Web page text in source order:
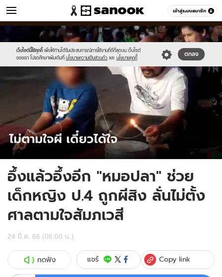
เข้าสู่ระบบสมาชิก
ข่าว หมวดอื่นๆ
เว็บไซต์นี้ใช้คุกกี้ เพื่อให้ท่านได้รับประสบการณ์การใช้งานที่ดีที่สุดบน เว็บไซต์
ของเรา โปรดศึกษาเพิ่มเติมที่ นโยบายความเป็นส่วนตัว และ นโยบายคุกกี้
ตกลง
//s.isanook.com/sr/0/images/logo-
new-
sanook.png
//s.isanook.com/ns/0/ud/1760/8804774/tagline-
template-
update[1]-.jpg
อึ้งแล้วอึ้งอีก "หมอปลา" ช่วย
เด็กหญิง ป.4 ถูกผีสิง ลั่นไม่ตั้ง
ศาลตามใจสัมภเวสี
24 มี.ค. 66 (06:00 น.)
กดฟัง แชร์ Copy link